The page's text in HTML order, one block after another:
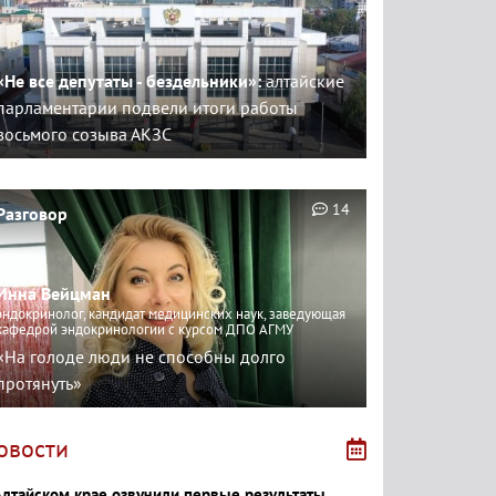
все депутаты - бездельники»:алтайские
подвели итоги работы
созыва АКЗС
Вейцман
кандидат медицинских наук, заведующая
эндокринологии с курсом ДПО АГМУ
голоде люди не способны долго
14